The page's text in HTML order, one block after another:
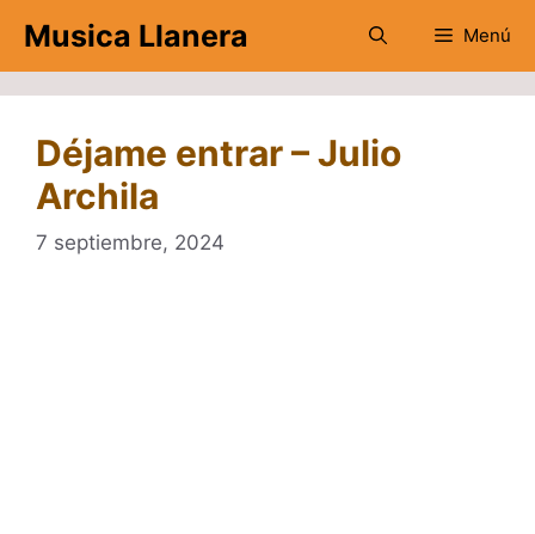
contenido
Musica Llanera Menú
Déjame entrar – Julio
Archila
7 septiembre, 2024